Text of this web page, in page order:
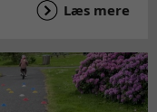
Læs mere